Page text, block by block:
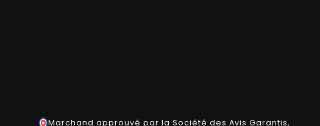
Marchand approuvé par la Société des Avis Garantis,